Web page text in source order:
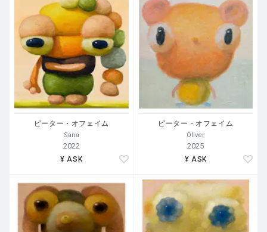
ピーター・オフェイム
Sana
2022
¥ ASK
ピーター・オフェイム
Oliver
2025
¥ ASK